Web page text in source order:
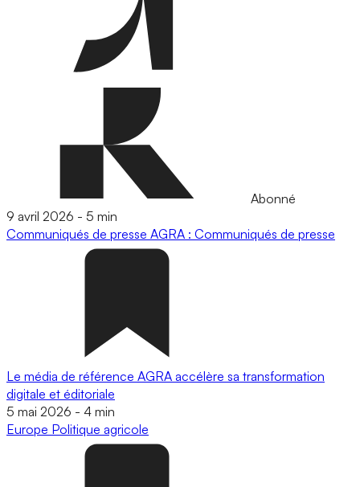
Abonné
9 avril 2026 - 5 min
Communiqués de presse AGRA : Communiqués de presse
Le média de référence AGRA accélère sa transformation
digitale et éditoriale
5 mai 2026 - 4 min
Europe Politique agricole